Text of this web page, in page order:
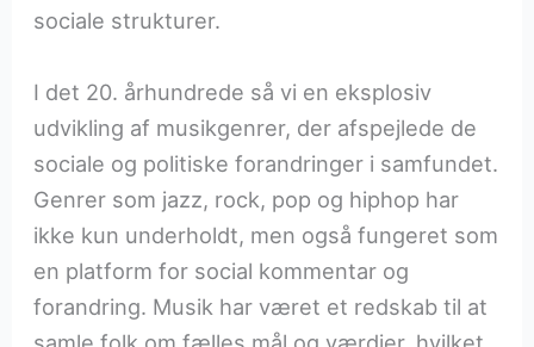
sociale strukturer.
I det 20. århundrede så vi en eksplosiv
udvikling af musikgenrer, der afspejlede de
sociale og politiske forandringer i samfundet.
Genrer som jazz, rock, pop og hiphop har
ikke kun underholdt, men også fungeret som
en platform for social kommentar og
forandring. Musik har været et redskab til at
samle folk om fælles mål og værdier, hvilket